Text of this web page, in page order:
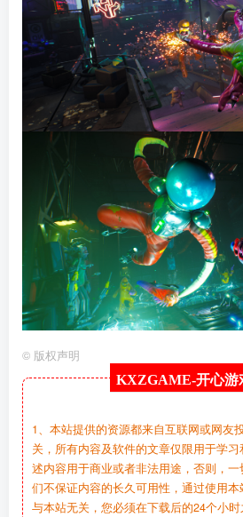
© 版权声明
KXZGAME-开心游
1、本站提供的资源都来自互联网或网友
关，所有内容及软件的文章仅限用于学
述内容用于商业或者非法用途，否则，
们不保证内容的长久可用性，通过使用
与本站无关，您必须在下载后的24个小